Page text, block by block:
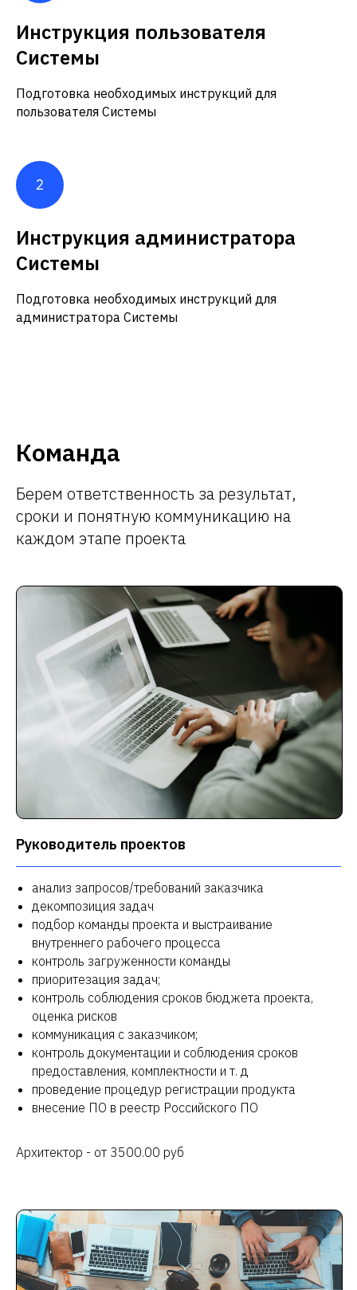
Инструкция пользователя
Системы
Подготовка необходимых инструкций для
пользователя Системы
Инструкция администратора
Системы
Подготовка необходимых инструкций для
администратора Системы
Команда
Берем ответственность за результат,
сроки и понятную коммуникацию на
каждом этапе проекта
Руководитель проектов
анализ запросов/требований заказчика
декомпозиция задач
подбор команды проекта и выстраивание
внутреннего рабочего процесса
контроль загруженности команды
приоритезация задач;
контроль соблюдения сроков бюджета проекта,
оценка рисков
коммуникация с заказчиком;
контроль документации и соблюдения сроков
предоставления, комплектности и т. д
проведение процедур регистрации продукта
внесение ПО в реестр Российского ПО
Архитектор - от 3500.00 руб